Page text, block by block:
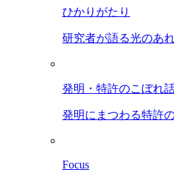
ひかりがたり
研究者が語る光のあ
発明・特許のこぼれ
発明にまつわる特許
Focus